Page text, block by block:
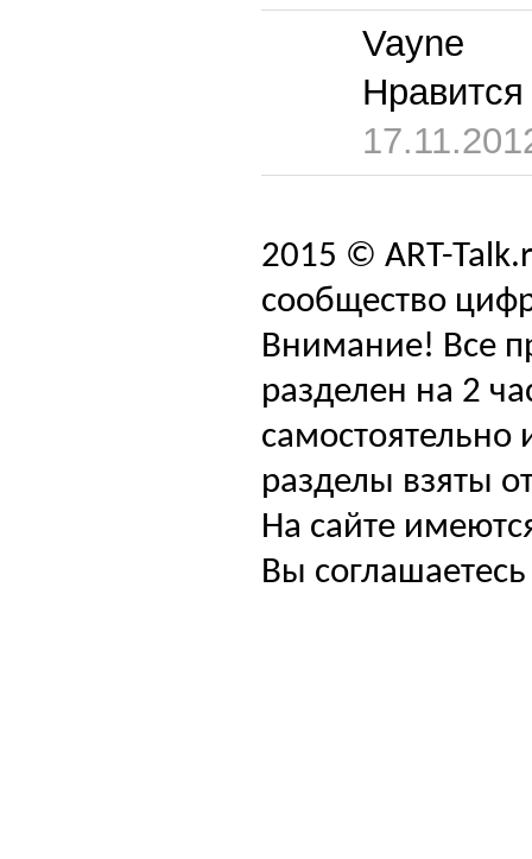
Vayne
Нравится
2015 © ART-
сообщество
Внимание! Все
разделен на 2
самостоятельно
разделы взяты
На сайте
Вы